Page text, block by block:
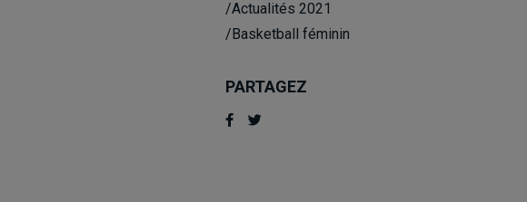
/Actualités 2021
/Basketball féminin
PARTAGEZ